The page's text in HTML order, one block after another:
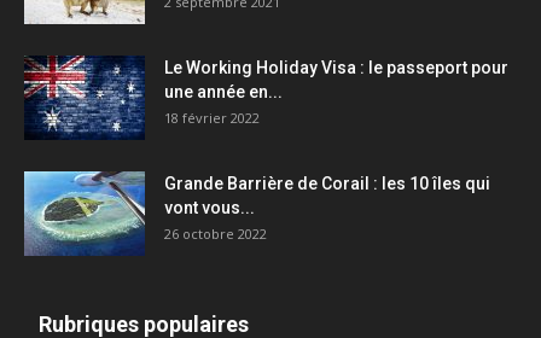
Le Working Holiday Visa : le passeport pour
une année en...
18 février 2022
Grande Barrière de Corail : les 10 îles qui
vont vous...
26 octobre 2022
Rubriques populaires